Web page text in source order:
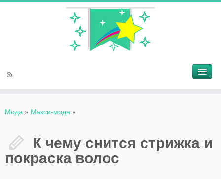
Мода » Макси-мода »
К чему снится стрижка и
покраска волос